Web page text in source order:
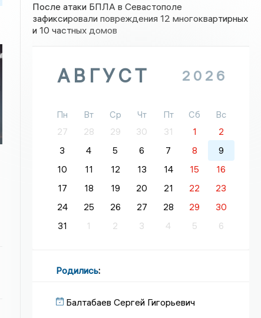
После атаки БПЛА в Севастополе
зафиксировали повреждения 12 многоквартирных
и 10 частных домов
АВГУСТ 2026
Пн Вт Ср Чт Пт Сб
Вс
27
28 29 30 31 1
2
3
4 5 6 7 8
9
10
11 12 13 14 15
16
17
18 19 20 21 22
23
24
25 26 27 28 29
30
31
1 2 3 4 5 6
Родились:
Балтабаев Сергей Гигорьевич